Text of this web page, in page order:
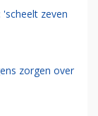
zeven
zorgen over